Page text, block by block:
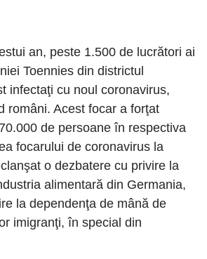
an, peste 1.500 de lucrători ai
Toennies din districtul
infectaţi cu noul coronavirus,
români. Acest focar a forţat
de persoane în respectiva
focarului de coronavirus la
o dezbatere cu privire la
alimentară din Germania,
la dependenţa de mână de
imigranţi, în special din